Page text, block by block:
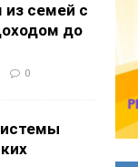
из семей с
до
0